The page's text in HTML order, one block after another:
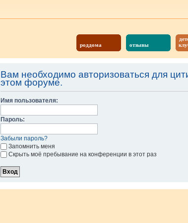
роддома отзывы
Вам необходимо авторизоваться для
этом форуме.
Имя пользователя:
Пароль:
Забыли пароль?
Запомнить меня
Скрыть моё пребывание на конференции в этот раз